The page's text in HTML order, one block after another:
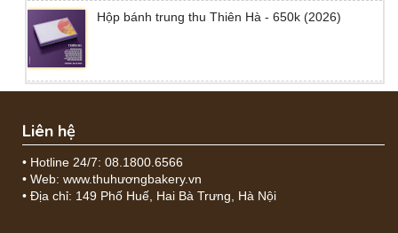
Hộp bánh trung thu Thiên Hà - 650k (2026)
Liên hệ
• Hotline 24/7: 08.1800.6566
• Web: www.thuhươngbakery.vn
• Địa chỉ: 149 Phố Huế, Hai Bà Trưng, Hà Nội